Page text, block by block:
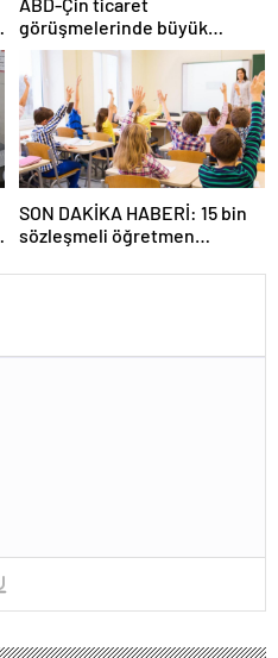
görüşmelerinde büyük
ilerleme
SON DAKİKA HABERİ: 15 bin
sözleşmeli öğretmen
kazanan adaylar açıklandı